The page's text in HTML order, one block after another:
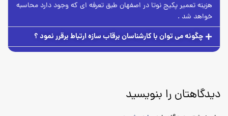
هزینه تعمیر پکیج نوتا در اصفهان طبق تعرفه ای که وجود دارد محاسبه
خواهد شد .
چگونه می توان با کارشناسان برقآب سازه ارتباط برقرر نمود ؟
دیدگاهتان را بنویسید